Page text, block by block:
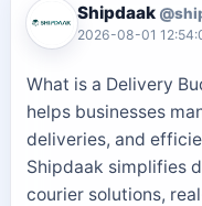
Shipdaak
2026-08-01
What is a Delivery
helps businesses
deliveries, and
Shipdaak simplifies
courier solutions,